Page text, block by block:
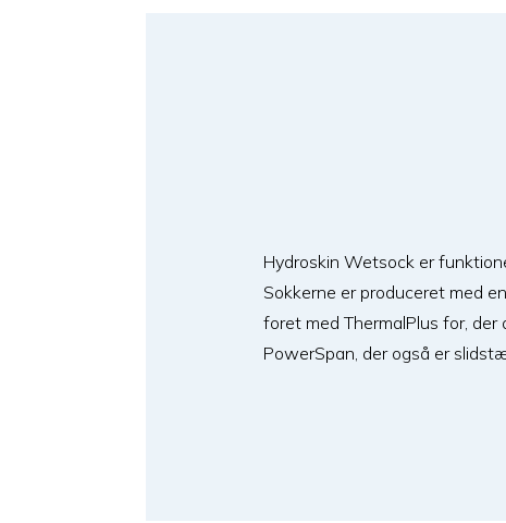
Hydroskin Wetsock er
Sokkerne er produceret med
foret med ThermalPlus for,
PowerSpan, der også er